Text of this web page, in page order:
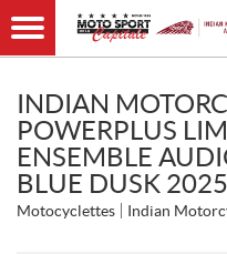
INDIAN
POWERPLUS
ENSEMBLE
BLUE DUSK 2025
Motocyclettes Indian